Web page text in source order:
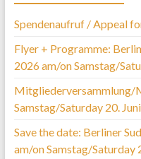
Spendenaufruf / Appeal
Flyer + Programme:
2026 am/on Samstag/
Mitgliederversammlung/
Samstag/Saturday 20.
Save the date: Berliner
am/on Samstag/Saturday